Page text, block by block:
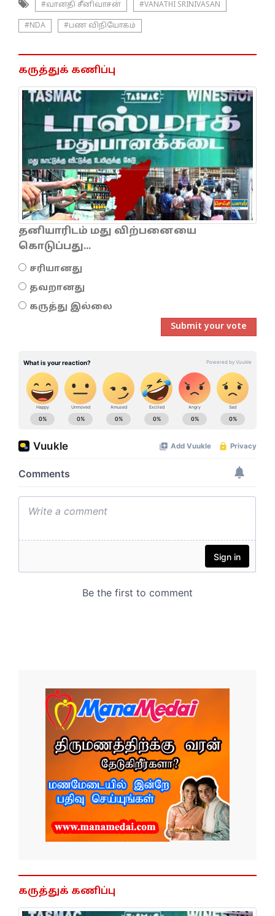
#வானதி சீனிவாசன் #VANATHI SRINIVASAN
#NDA #பண விநியோகம்
கருத்துக் கணிப்பு
தனியாரிடம் மது விற்பனையை
கொடுப்பது...
சரியானது
தவறானது
கருத்து இல்லை
Submit your vote
கருத்துக் கணிப்பு